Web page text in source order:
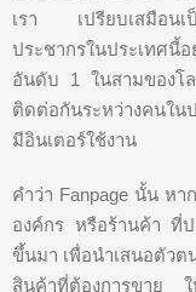
เรา เปรียบเสมือน
ประชากรในประเทศนี้
อันดับ 1 ในสามของโ
ติดต่อกันระหว่างคนใน
มีอินเตอร์ใช้งาน
คำว่า Fanpage นั้น หา
องค์กร หรือร้านค้า ที่ป
ขึ้นมา เพื่อนำเสนอตัว
สินค้าที่ต้องการขาย